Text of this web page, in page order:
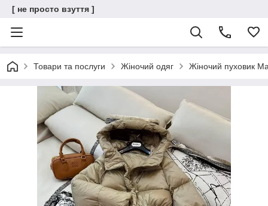
[ не просто взуття ]
Товари та послуги Жіночий одяг Жіночий пуховик